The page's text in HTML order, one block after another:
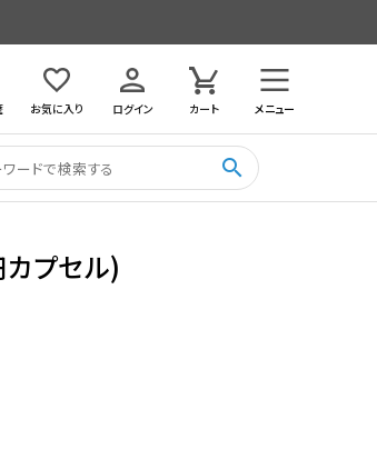
お気に入り ログイン カート メニュー
search
プセル)